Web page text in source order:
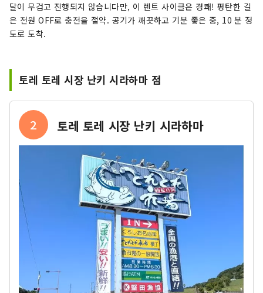
달이 무겁고 진행되지 않습니다만, 이 렌트 사이클은 경쾌! 평탄한 길
은 전원 OFF로 충전을 절약. 공기가 깨끗하고 기분 좋은 중, 10 분 정
도로 도착.
토레 토레 시장 난키 시라하마 점
2 토레 토레 시장 난키 시라하마